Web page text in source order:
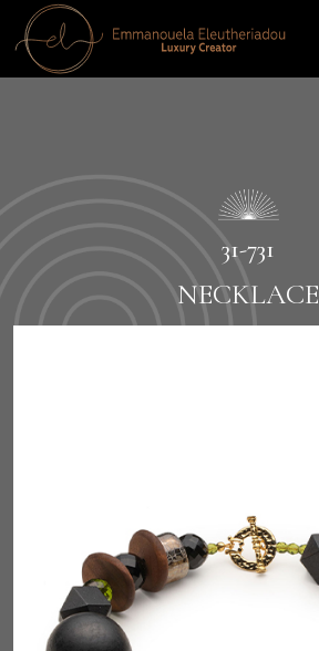
31-731
NECKLACE